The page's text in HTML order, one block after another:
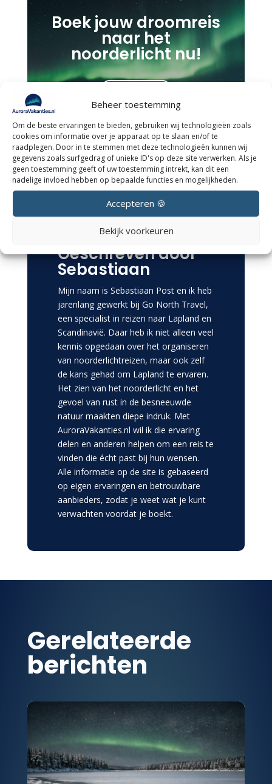
Beheer toestemming
Om de beste ervaringen te bieden, gebruiken wij technologieën zoals
cookies om informatie over je apparaat op te slaan en/of te
raadplegen. Door in te stemmen met deze technologieën kunnen wij
gegevens zoals surfgedrag of unieke ID's op deze site verwerken. Als je
geen toestemming geeft of uw toestemming intrekt, kan dit een
nadelige invloed hebben op bepaalde functies en mogelijkheden.
Accepteren 🍪
Bekijk voorkeuren
Boek jouw droomreis
naar het
noorderlicht nu!
Geschreven door
Sebastiaan
Mijn naam is Sebastiaan Post en ik heb
jarenlang gewerkt bij Go North Travel,
een specialist in reizen naar Lapland en
Scandinavië. Daar heb ik niet alleen veel
kennis opgedaan over het organiseren
van noorderlichtreizen, maar ook zelf
de kans gehad om Lapland te ervaren.
Het zien van het noorderlicht en het
gevoel van rust in de besneeuwde
natuur maakten diepe indruk. Met
AuroraVakanties.nl wil ik die ervaring
delen en anderen helpen om een reis te
vinden die écht past bij hun wensen.
Alle informatie op de site is gebaseerd
op eigen ervaringen en betrouwbare
aanbieders, zodat je weet wat je kunt
verwachten voordat je boekt.
Gerelateerde
berichten